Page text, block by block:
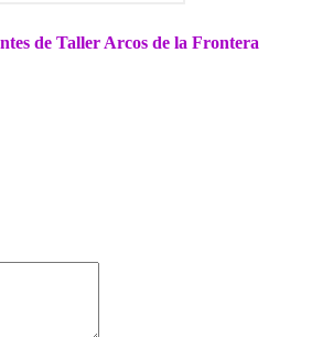
de Taller Arcos de la Frontera